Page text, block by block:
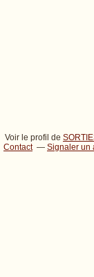
Voir le profil de
Contact
Signaler un